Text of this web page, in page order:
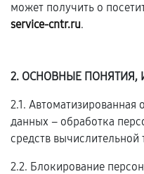
может получить о
service-cntr.ru.
2. ОСНОВНЫЕ ПОНЯТИЯ,
2.1. Автоматизированная
данных – обработка
средств вычислительной
2.2. Блокирование